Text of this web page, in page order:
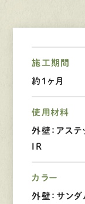
施工期間
約１ヶ月
使用材料
外壁：アス
IR
カラー
外壁：サン